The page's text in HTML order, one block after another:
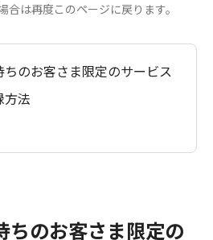
合は再度このページに戻ります。
のお客さま限定のサービス
方法
ちのお客さま限定の